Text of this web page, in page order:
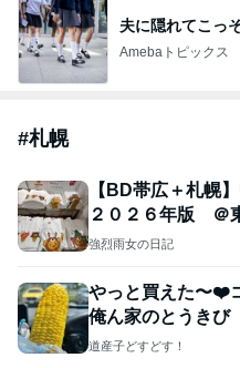
夫に隠れてこっ
Amebaトピックス
#札幌
【BD帯広＋札幌
２０２６年版 ＠
強烈雨女の日記
やっと買えた〜❤️
俺ん家のとうきび
道産子どすどす！